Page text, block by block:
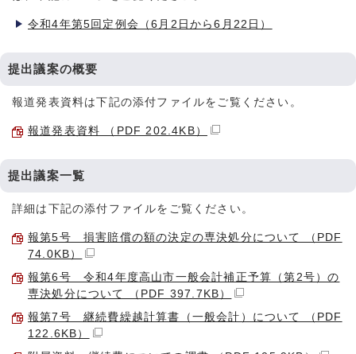
令和4年第5回定例会（6月2日から6月22日）
提出議案の概要
報道発表資料は下記の添付ファイルをご覧ください。
報道発表資料 （PDF 202.4KB）
提出議案一覧
詳細は下記の添付ファイルをご覧ください。
報第5号 損害賠償の額の決定の専決処分について （PDF
74.0KB）
報第6号 令和4年度高山市一般会計補正予算（第2号）の
専決処分について （PDF 397.7KB）
報第7号 継続費繰越計算書（一般会計）について （PDF
122.6KB）